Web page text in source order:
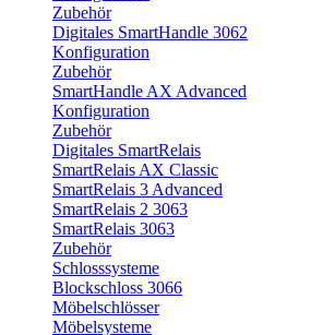
Zubehör
Digitales SmartHandle 3062
Konfiguration
Zubehör
SmartHandle AX Advanced
Konfiguration
Zubehör
Digitales SmartRelais
SmartRelais AX Classic
SmartRelais 3 Advanced
SmartRelais 2 3063
SmartRelais 3063
Zubehör
Schlosssysteme
Blockschloss 3066
Möbelschlösser
Möbelsysteme